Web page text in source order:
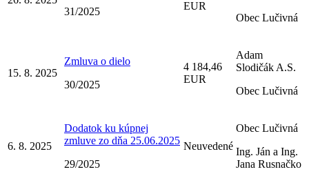
31/2025
EUR
Obec Lučivná
15. 8. 2025
Zmluva o dielo
30/2025
4 184,46
EUR
Adam
Slodičák A.S.
Obec Lučivná
6. 8. 2025
Dodatok ku kúpnej
zmluve zo dňa 25.06.2025
29/2025
Neuvedené
Obec Lučivná
Ing. Ján a Ing.
Jana Rusnačko